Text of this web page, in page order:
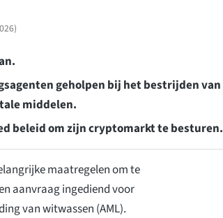
)
geholpen bij het bestrijden van
middelen.
beleid om zijn cryptomarkt te besturen.
maatregelen om te
aanvraag ingediend voor
van witwassen (AML).